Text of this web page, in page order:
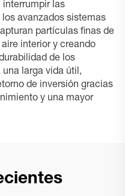
las
avanzados sistemas
partículas finas de
interior y creando
de los
larga vida útil,
de inversión gracias
y una mayor